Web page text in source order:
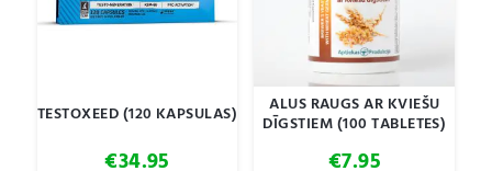
TESTOXEED (120 KAPSULAS)
€34.95
ALUS RAUGS AR KVIEŠU
DĪGSTIEM (100 TABLETES)
€7.95